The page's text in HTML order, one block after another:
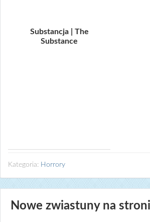
Substancja | The
Substance
Kategoria: Horrory
Nowe zwiastuny na